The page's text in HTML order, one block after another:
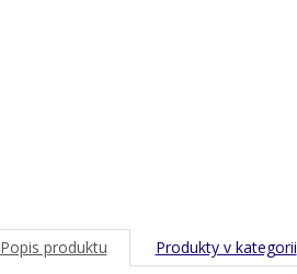
Popis produktu Produkty v kategorii